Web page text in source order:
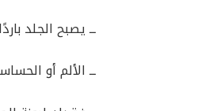
ــ يصبح الجلد
ــ الألم أو